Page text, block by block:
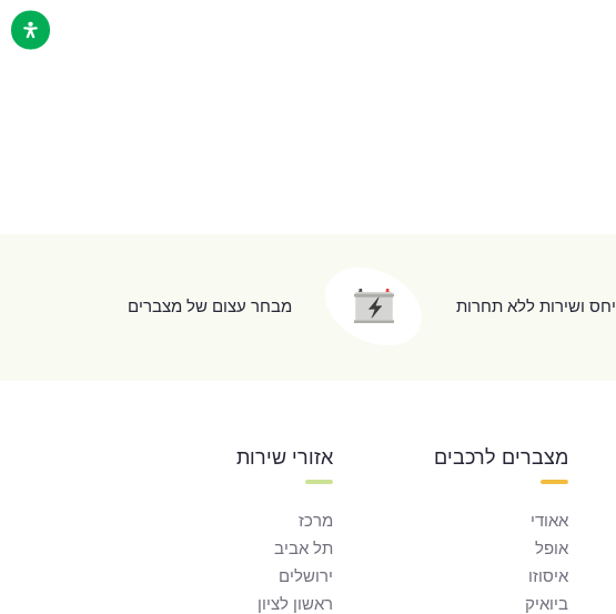
יחס ושירות ללא תחרות מבחר עצום של מצברים
מצברים לרכבים
אאודי
אופל
איסוזו
ביואיק
אזורי שירות
מרכז
תל אביב
ירושלים
ראשון לציון